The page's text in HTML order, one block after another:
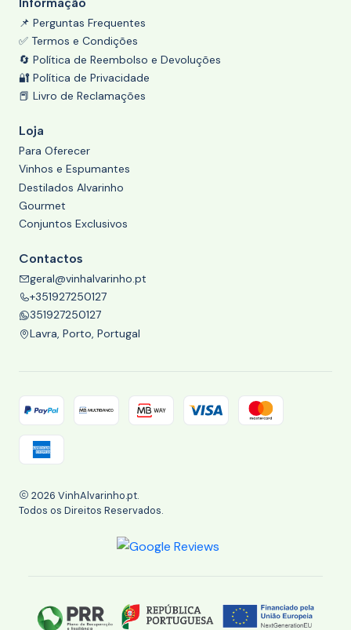
📌 Perguntas Frequentes
✅ Termos e Condições
🔄 Política de Reembolso e Devoluções
🔐 Política de Privacidade
📕 Livro de Reclamações
Loja
Para Oferecer
Vinhos e Espumantes
Destilados Alvarinho
Gourmet
Conjuntos Exclusivos
Contactos
geral@vinhalvarinho.pt
+351927250127
351927250127
Lavra, Porto, Portugal
2026 VinhAlvarinho.pt.
Todos os Direitos Reservados.